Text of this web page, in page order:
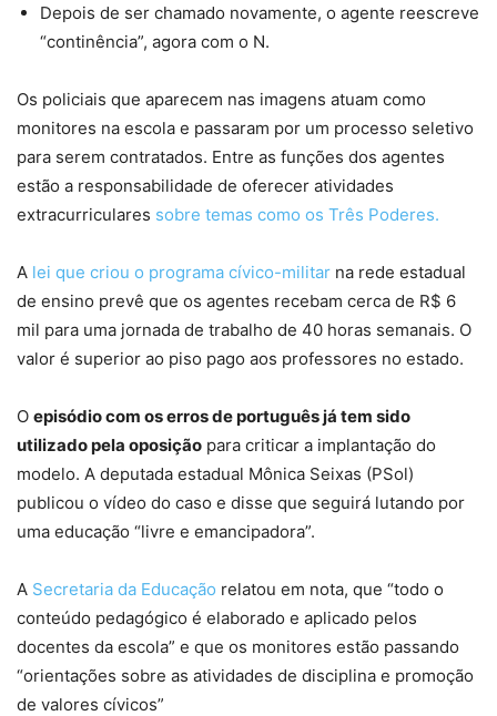
Depois de ser chamado novamente, o agente reescreve
“continência”, agora com o N.
Os policiais que aparecem nas imagens atuam como
monitores na escola e passaram por um processo seletivo
para serem contratados. Entre as funções dos agentes
estão a responsabilidade de oferecer atividades
extracurriculares sobre temas como os Três Poderes.
A lei que criou o programa cívico-militar na rede estadual
de ensino prevê que os agentes recebam cerca de R$ 6
mil para uma jornada de trabalho de 40 horas semanais. O
valor é superior ao piso pago aos professores no estado.
O episódio com os erros de português já tem sido
utilizado pela oposição para criticar a implantação do
modelo. A deputada estadual Mônica Seixas (PSol)
publicou o vídeo do caso e disse que seguirá lutando por
uma educação “livre e emancipadora”.
A Secretaria da Educação relatou em nota, que “todo o
conteúdo pedagógico é elaborado e aplicado pelos
docentes da escola” e que os monitores estão passando
“orientações sobre as atividades de disciplina e promoção
de valores cívicos”